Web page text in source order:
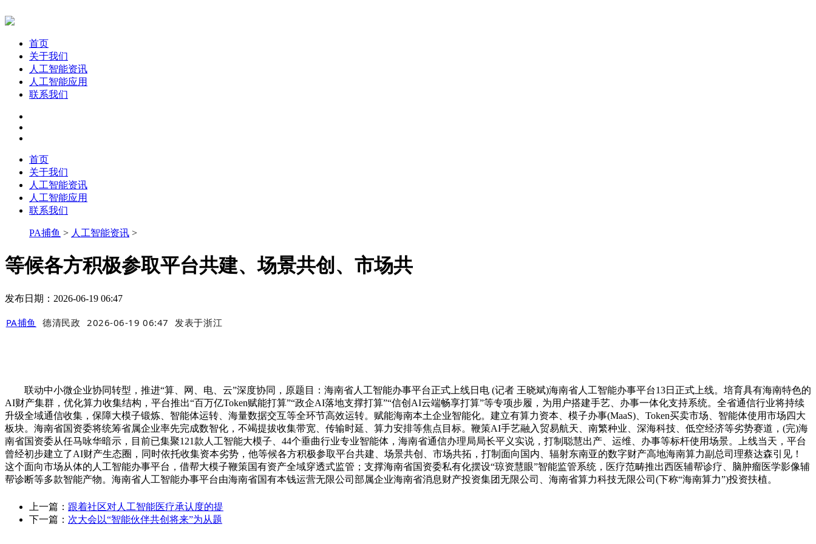
首页
关于我们
人工智能资讯
人工智能应用
联系我们
首页
关于我们
人工智能资讯
人工智能应用
联系我们
PA捕鱼 > 人工智能资讯 >
等候各方积极参取平台共建、场景共创、市场共
发布日期：2026-06-19 06:47
PA捕鱼 德清民政 2026-06-19 06:47 发表于浙江
联动中小微企业协同转型，推进“算、网、电、云”深度协同，原题目：海南省人工智能办事平台正式上线日电 (记者 王晓斌)海南省人工智能办事平台13日正式上线。培育具有海南特色的
AI财产集群，优化算力收集结构，平台推出“百万亿Token赋能打算”“政企AI落地支撑打算”“信创AI云端畅享打算”等专项步履，为用户搭建手艺、办事一体化支持系统。全省通信行业将持续
升级全域通信收集，保障大模子锻炼、智能体运转、海量数据交互等全环节高效运转。赋能海南本土企业智能化。建立有算力资本、模子办事(MaaS)、Token买卖市场、智能体使用市场四大
板块。海南省国资委将统筹省属企业率先完成数智化，不竭提拔收集带宽、传输时延、算力安排等焦点目标。鞭策AI手艺融入贸易航天、南繁种业、深海科技、低空经济等劣势赛道，(完)海
南省国资委从任马咏华暗示，目前已集聚121款人工智能大模子、44个垂曲行业专业智能体，海南省通信办理局局长平义实说，打制聪慧出产、运维、办事等标杆使用场景。上线当天，平台
曾经初步建立了AI财产生态圈，同时依托收集资本劣势，他等候各方积极参取平台共建、场景共创、市场共拓，打制面向国内、辐射东南亚的数字财产高地海南算力副总司理蔡达森引见！
这个面向市场从体的人工智能办事平台，借帮大模子鞭策国有资产全域穿透式监管；支撑海南省国资委私有化摆设“琼资慧眼”智能监管系统，医疗范畴推出西医辅帮诊疗、脑肿瘤医学影像辅
帮诊断等多款智能产物。海南省人工智能办事平台由海南省国有本钱运营无限公司部属企业海南省消息财产投资集团无限公司、海南省算力科技无限公司(下称“海南算力”)投资扶植。
上一篇： 跟着社区对人工智能医疗承认度的提
下一篇： 次大会以“智能伙伴共创将来”为从题